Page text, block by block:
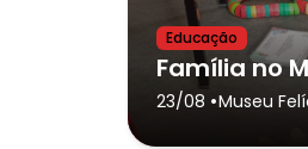
Educação
23/08 •Museu